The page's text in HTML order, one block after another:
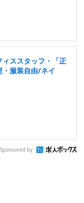
ィススタッフ・「正
服装自由/ネイ
Sponsored by